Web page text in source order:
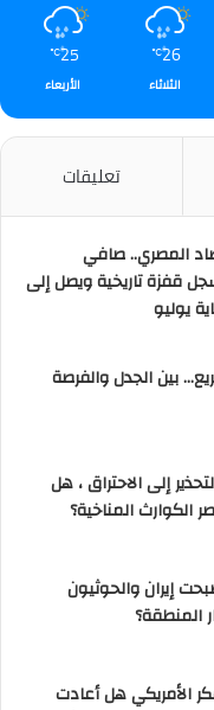
26
℃
الثلاثاء
25
℃
الأربعاء
تعليقات
المصري.. صافي
قفزة تاريخية ويصل إلى
بين الجدل والفرصة
إلى الاحتراق ، هل
الكوارث المناخية؟
إيران والحوثيون
المنطقة؟
الأمريكي هل أعادت